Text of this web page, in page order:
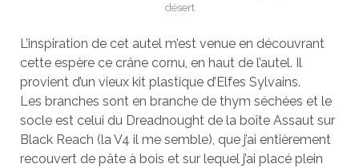
désert
L’inspiration de cet autel m’est venue en découvrant
cette espère ce crâne cornu, en haut de l’autel. Il
provient d’un vieux kit plastique d’Elfes Sylvains.
Les branches sont en branche de thym séchées et le
socle est celui du Dreadnought de la boîte Assaut sur
Black Reach (la V4 il me semble), que j’ai entièrement
recouvert de pâte à bois et sur lequel j’ai placé plein